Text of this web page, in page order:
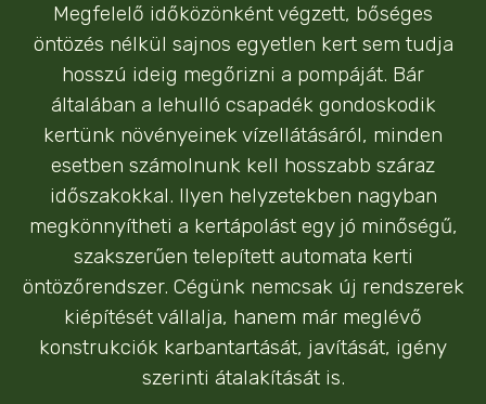
Megfelelő időközönként végzett, bőséges
öntözés nélkül sajnos egyetlen kert sem tudja
hosszú ideig megőrizni a pompáját. Bár
általában a lehulló csapadék gondoskodik
kertünk növényeinek vízellátásáról, minden
esetben számolnunk kell hosszabb száraz
időszakokkal. Ilyen helyzetekben nagyban
megkönnyítheti a kertápolást egy jó minőségű,
szakszerűen telepített automata kerti
öntözőrendszer. Cégünk nemcsak új rendszerek
kiépítését vállalja, hanem már meglévő
konstrukciók karbantartását, javítását, igény
szerinti átalakítását is.